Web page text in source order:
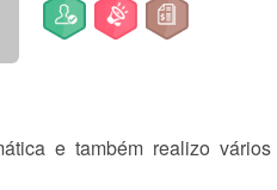
e também realizo